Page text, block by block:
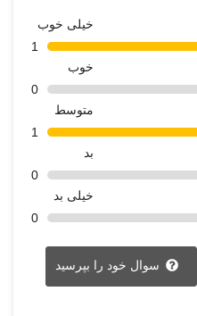
خیلی خوب
1
خوب
0
متوسط
1
بد
0
خیلی بد
0
سوال خود را بپرسید